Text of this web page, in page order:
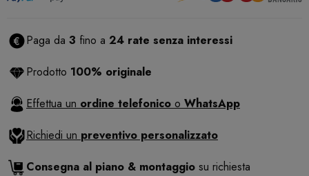
Paga da 3 fino a 24 rate senza interessi
Prodotto 100% originale
Effettua un ordine telefonico o WhatsApp
Richiedi un preventivo personalizzato
Consegna al piano & montaggio su richiesta